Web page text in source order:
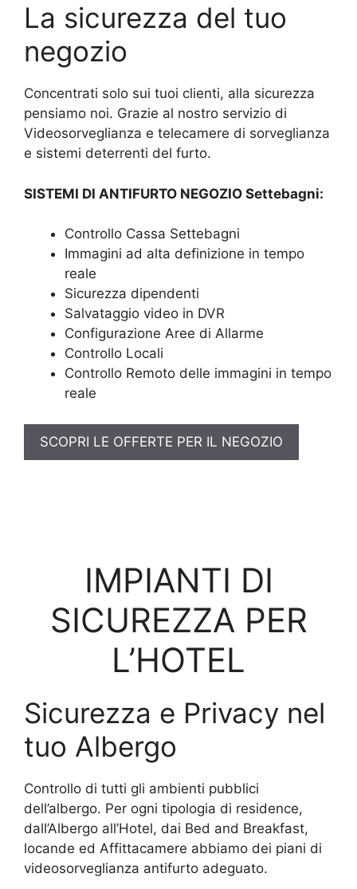
La sicurezza del tuo
negozio
Concentrati solo sui tuoi clienti, alla sicurezza
pensiamo noi. Grazie al nostro servizio di
Videosorveglianza e telecamere di sorveglianza
e sistemi deterrenti del furto.
SISTEMI DI ANTIFURTO NEGOZIO Settebagni:
Controllo Cassa Settebagni
Immagini ad alta definizione in tempo
reale
Sicurezza dipendenti
Salvataggio video in DVR
Configurazione Aree di Allarme
Controllo Locali
Controllo Remoto delle immagini in tempo
reale
SCOPRI LE OFFERTE PER IL NEGOZIO
IMPIANTI DI
SICUREZZA PER
L’HOTEL
Sicurezza e Privacy nel
tuo Albergo
Controllo di tutti gli ambienti pubblici
dell’albergo. Per ogni tipologia di residence,
dall’Albergo all’Hotel, dai Bed and Breakfast,
locande ed Affittacamere abbiamo dei piani di
videosorveglianza antifurto adeguato.